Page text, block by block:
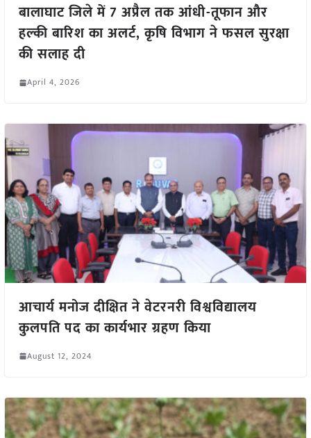
बालाघाट जिले में 7 अप्रैल तक आंधी-तूफान और
हल्की बारिश का अलर्ट, कृषि विभाग ने फसल सुरक्षा
की सलाह दी
April 4, 2026
आचार्य मनोज दीक्षित ने वेटरनरी विश्वविद्यालय
कुलपति पद का कार्यभार ग्रहण किया
August 12, 2024